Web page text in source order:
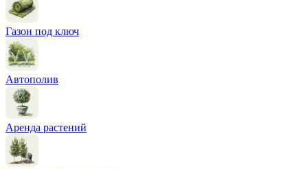
Газон под ключ
Автополив
Аренда растений